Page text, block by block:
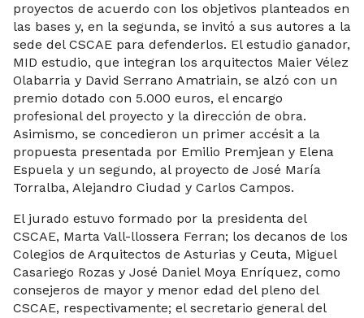
proyectos de acuerdo con los objetivos planteados en
las bases y, en la segunda, se invitó a sus autores a la
sede del CSCAE para defenderlos. El estudio ganador,
MID estudio, que integran los arquitectos Maier Vélez
Olabarria y David Serrano Amatriain, se alzó con un
premio dotado con 5.000 euros, el encargo
profesional del proyecto y la dirección de obra.
Asimismo, se concedieron un primer accésit a la
propuesta presentada por Emilio Premjean y Elena
Espuela y un segundo, al proyecto de José María
Torralba, Alejandro Ciudad y Carlos Campos.
El jurado estuvo formado por la presidenta del
CSCAE, Marta Vall-llossera Ferran; los decanos de los
Colegios de Arquitectos de Asturias y Ceuta, Miguel
Casariego Rozas y José Daniel Moya Enríquez, como
consejeros de mayor y menor edad del pleno del
CSCAE, respectivamente; el secretario general del